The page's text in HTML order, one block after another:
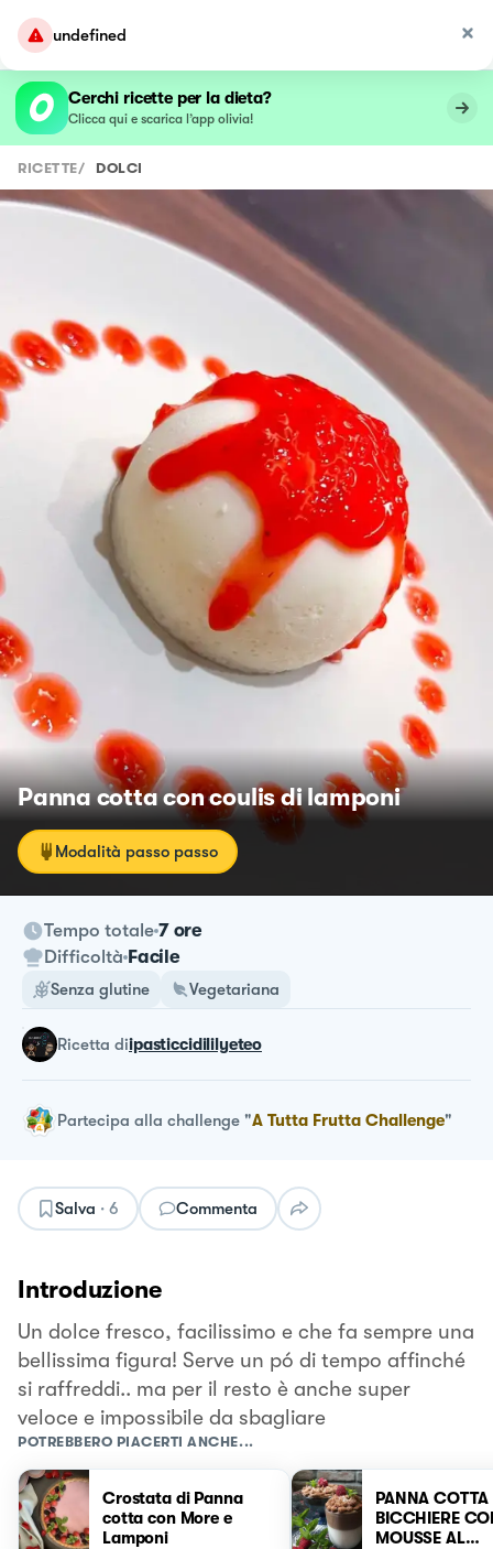
undefined
Cerchi ricette per la dieta?
Clicca qui e scarica l’app olivia!
RICETTE/ DOLCI
Panna cotta con coulis di lamponi
Modalità passo passo
Tempo totale 7 ore
Difficoltà Facile
Senza glutine Vegetariana
ricetta diipasticcidililyeteo
Partecipa alla challenge "A Tutta Frutta Challenge"
Salva · 6 Commenta
Introduzione
Un dolce fresco, facilissimo e che fa sempre una
bellissima figura! Serve un pó di tempo affinché
si raffreddi.. ma per il resto è anche super
veloce e impossibile da sbagliare
POTREBBERO PIACERTI ANCHE...
Crostata di Panna
cotta con More e
Lamponi
PANNA COTTA
BICCHIERE
MOUSSE AL